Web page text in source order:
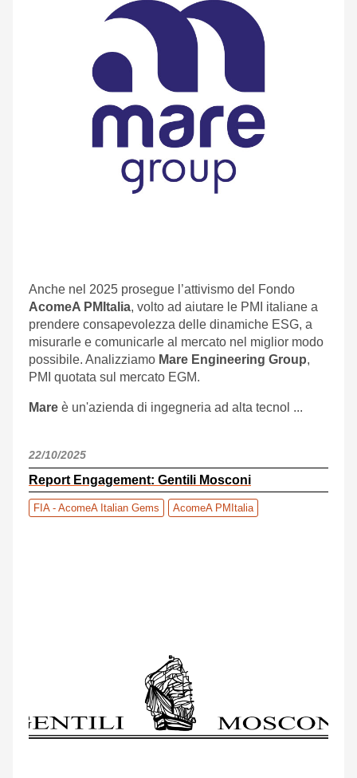
Anche nel 2025 prosegue l’attivismo del Fondo
AcomeA PMItalia, volto ad aiutare le PMI italiane a
prendere consapevolezza delle dinamiche ESG, a
misurarle e comunicarle al mercato nel miglior modo
possibile. Analizziamo Mare Engineering Group,
PMI quotata sul mercato EGM.
Mare è un'azienda di ingegneria ad alta tecnol ...
22/10/2025
Report Engagement: Gentili Mosconi
FIA - AcomeA Italian Gems AcomeA PMItalia